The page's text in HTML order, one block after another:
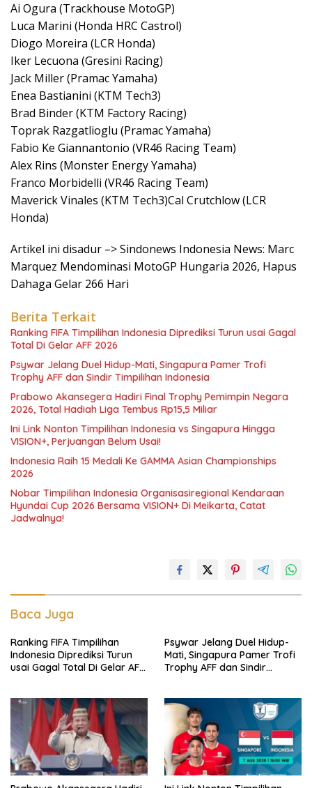
Ai Ogura (Trackhouse MotoGP)
Luca Marini (Honda HRC Castrol)
Diogo Moreira (LCR Honda)
Iker Lecuona (Gresini Racing)
Jack Miller (Pramac Yamaha)
Enea Bastianini (KTM Tech3)
Brad Binder (KTM Factory Racing)
Toprak Razgatlioglu (Pramac Yamaha)
Fabio Ke Giannantonio (VR46 Racing Team)
Alex Rins (Monster Energy Yamaha)
Franco Morbidelli (VR46 Racing Team)
Maverick Vinales (KTM Tech3)Cal Crutchlow (LCR
Honda)
Artikel ini disadur –> Sindonews Indonesia News: Marc
Marquez Mendominasi MotoGP Hungaria 2026, Hapus
Dahaga Gelar 266 Hari
Berita Terkait
Ranking FIFA Timpilihan Indonesia Diprediksi Turun usai Gagal
Total Di Gelar AFF 2026
Psywar Jelang Duel Hidup-Mati, Singapura Pamer Trofi
Trophy AFF dan Sindir Timpilihan Indonesia
Prabowo Akansegera Hadiri Final Trophy Pemimpin Negara
2026, Total Hadiah Liga Tembus Rp15,5 Miliar
Ini Link Nonton Timpilihan Indonesia vs Singapura Hingga
VISION+, Perjuangan Belum Usai!
Indonesia Raih 15 Medali Ke GAMMA Asian Championships
2026
Nobar Timpilihan Indonesia Organisasiregional Kendaraan
Hyundai Cup 2026 Bersama VISION+ Di Meikarta, Catat
Jadwalnya!
Baca Juga
Ranking FIFA Timpilihan
Indonesia Diprediksi Turun
usai Gagal Total Di Gelar AFF
Psywar Jelang Duel Hidup-
Mati, Singapura Pamer Trofi
Trophy AFF dan Sindir